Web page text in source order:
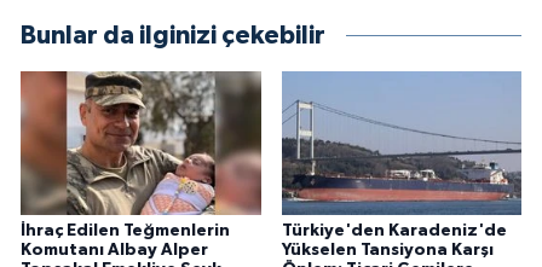
Bunlar da ilginizi çekebilir
İhraç Edilen Teğmenlerin
Komutanı Albay Alper
Türkiye'den Karadeniz'de
Yükselen Tansiyona Karşı